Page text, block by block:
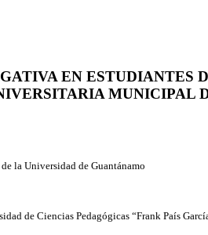
EN ESTUDIANTES
MUNICIPAL
la Universidad de Guantánamo
de Ciencias Pedagógicas “Frank País